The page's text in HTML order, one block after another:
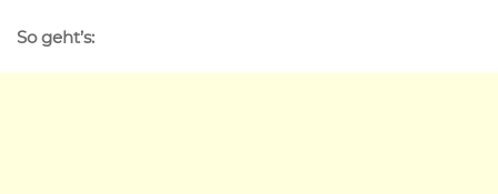
So geht’s: